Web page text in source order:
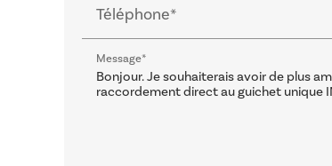
Téléphone*
Message*